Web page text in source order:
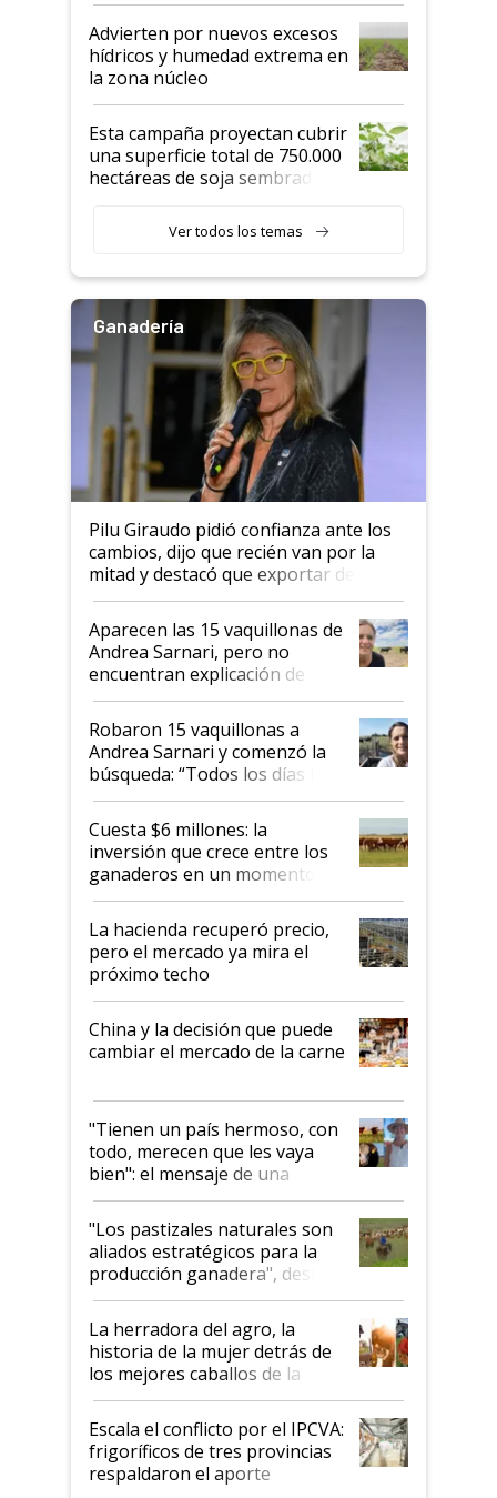
Advierten por nuevos excesos
hídricos y humedad extrema en
la zona núcleo
Esta campaña proyectan cubrir
una superficie total de 750.000
hectáreas de soja sembradas
variedades que marcan un
salto tecnológico en genética y
Ver todos los temas
Ganadería
Pilu Giraudo pidió confianza ante los
cambios, dijo que recién van por la
mitad y destacó que exportar dejó de
ser "para unos pocos": "Tenemos un
mandato muy claro del gobierno
nacional"
Aparecen las 15 vaquillonas de
Andrea Sarnari, pero no
encuentran explicación de
cómo llegaron allí
Robaron 15 vaquillonas a
Andrea Sarnari y comenzó la
búsqueda: “Todos los días le
toca a algún productor”
Cuesta $6 millones: la
inversión que crece entre los
ganaderos en un momento
histórico para la actividad
La hacienda recuperó precio,
pero el mercado ya mira el
próximo techo
China y la decisión que puede
cambiar el mercado de la carne
"Tienen un país hermoso, con
todo, merecen que les vaya
bien": el mensaje de una
ganadera uruguaya sobre las
oportunidades que se abren
para el agro en Argentina, con
foco en la carne
"Los pastizales naturales son
aliados estratégicos para la
producción ganadera", destaca
la iniciativa que ya reúne a 46
establecimientos en Argentina
La herradora del agro, la
historia de la mujer detrás de
los mejores caballos de la
Argentina y los mitos que
todavía hacen sufrir a estos
animales: "Mientras me
descalificaban, yo seguí
haciendo currículum"
Escala el conflicto por el IPCVA:
frigoríficos de tres provincias
respaldaron el aporte